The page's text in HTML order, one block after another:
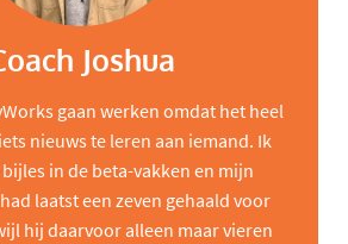
Joshua
gaan werken omdat het heel
nieuws te leren aan iemand. Ik
in de beta-vakken en mijn
laatst een zeven gehaald voor
hij daarvoor alleen maar vieren